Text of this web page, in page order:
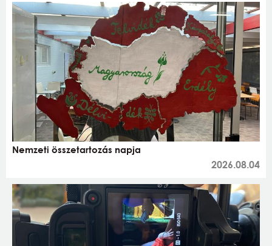
Nemzeti összetartozás napja
2026.08.04